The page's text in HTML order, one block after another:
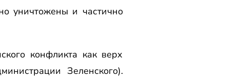
уничтожены и частично
конфликта как верх
Зеленского).